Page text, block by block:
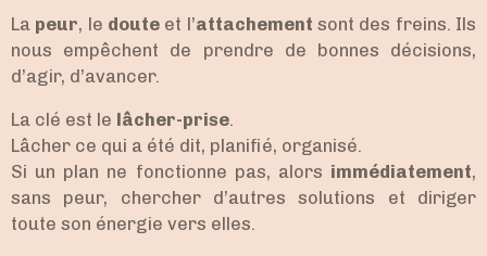
La peur, le doute et l’attachement sont des freins. Ils
nous empêchent de prendre de bonnes décisions,
d’agir, d’avancer.
La clé est le lâcher-prise.
Lâcher ce qui a été dit, planifié, organisé.
Si un plan ne fonctionne pas, alors immédiatement,
sans peur, chercher d’autres solutions et diriger
toute son énergie vers elles.